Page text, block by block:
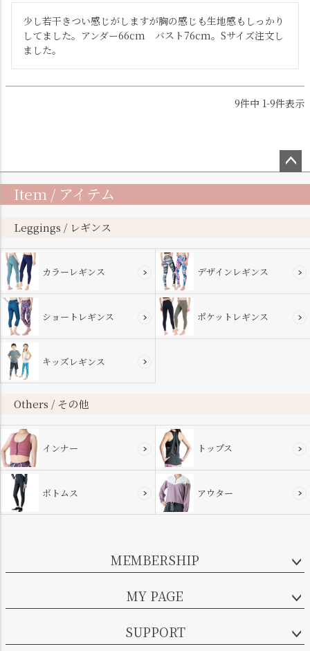
少し若干きつい感じがしますが胸の感じも生地感もしっかり
してました。アンダー66cm　バスト76cm。Sサイズ注文し
ました。
9件中 1-9件表示
ップ
Item / アイテム
Leggings / レギンス
カラーレギンス デザインレギンス
ショートレギンス ポケットレギンス
キッズレギンス
Others / その他
インナー トップス
ボトムス アウター
MEMBERSHIP
MY PAGE
SUPPORT